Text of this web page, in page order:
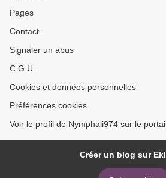
Pages
Contact
Signaler un abus
C.G.U.
Cookies et données personnelles
Préférences cookies
Voir le profil de Nymphali974 sur le
Créer un blog sur